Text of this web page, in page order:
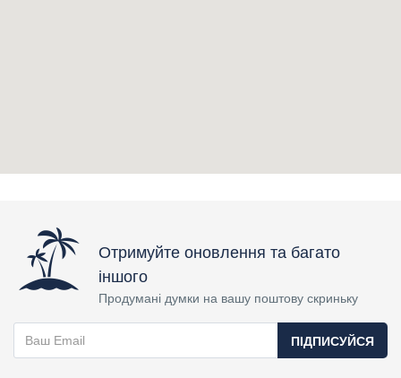
Отримуйте оновлення та багато
іншого
Продумані думки на вашу поштову скриньку
ПІДПИСУЙСЯ